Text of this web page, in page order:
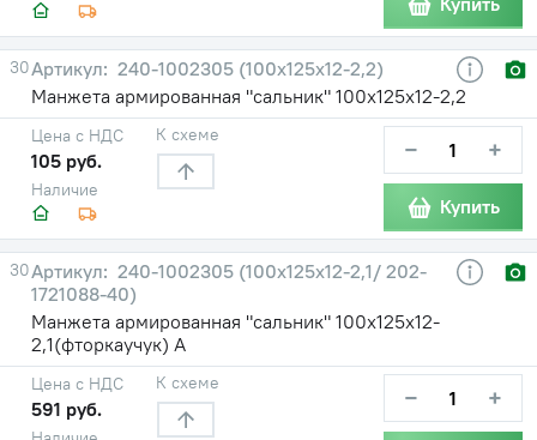
30
240-1002305 (100х125х12-2,2)
Манжета армированная "сальник" 100х125х12-2,2
Наличие
Цена с НДС
105 руб.
К схеме − +
Купить
30
240-1002305 (100х125х12-2,1/ 202-
1721088-40)
Манжета армированная "сальник" 100х125х12-
2,1(фторкаучук) А
Цена с НДС
591 руб.
К схеме − +